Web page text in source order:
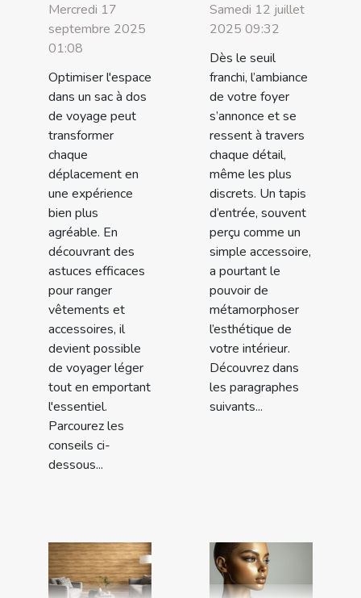
Mercredi 17
septembre 2025
01:08
Optimiser l'espace
dans un sac à dos
de voyage peut
transformer
chaque
déplacement en
une expérience
bien plus
agréable. En
découvrant des
astuces efficaces
pour ranger
vêtements et
accessoires, il
devient possible
de voyager léger
tout en emportant
l'essentiel.
Parcourez les
conseils ci-
dessous...
Samedi 12 juillet
2025 09:32
Dès le seuil
franchi, l’ambiance
de votre foyer
s’annonce et se
ressent à travers
chaque détail,
même les plus
discrets. Un tapis
d’entrée, souvent
perçu comme un
simple accessoire,
a pourtant le
pouvoir de
métamorphoser
l’esthétique de
votre intérieur.
Découvrez dans
les paragraphes
suivants...